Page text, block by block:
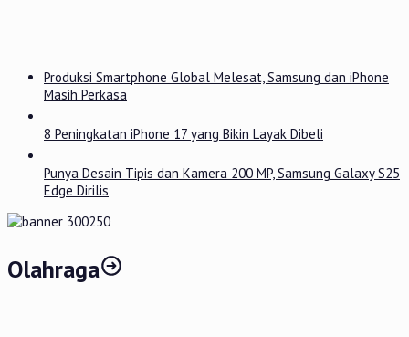
Produksi Smartphone Global Melesat, Samsung dan iPhone
Masih Perkasa
8 Peningkatan iPhone 17 yang Bikin Layak Dibeli
Punya Desain Tipis dan Kamera 200 MP, Samsung Galaxy S25
Edge Dirilis
Olahraga